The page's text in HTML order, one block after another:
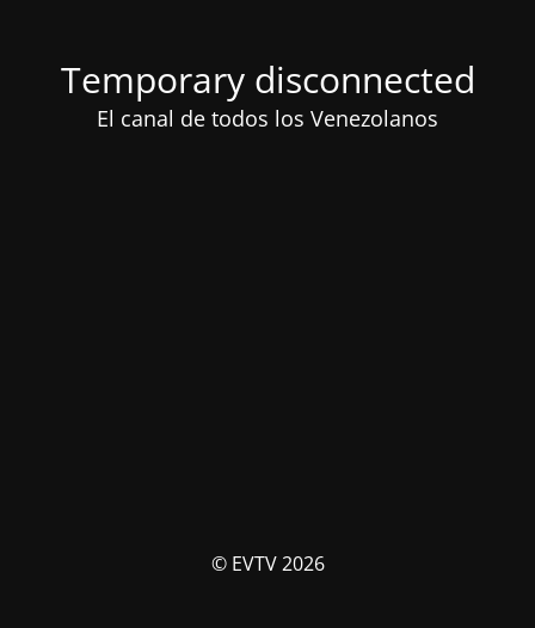
Temporary disconnected
El canal de todos los Venezolanos
© EVTV 2026